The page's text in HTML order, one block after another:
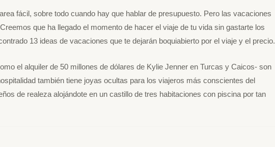
fácil, sobre todo cuando hay que hablar de presupuesto. Pero las vacaciones
que ha llegado el momento de hacer el viaje de tu vida sin gastarte los
13 ideas de vacaciones que te dejarán boquiabierto por el viaje y el precio.
el alquiler de 50 millones de dólares de Kylie Jenner en Turcas y Caicos- son
también tiene joyas ocultas para los viajeros más conscientes del
de realeza alojándote en un castillo de tres habitaciones con piscina por tan